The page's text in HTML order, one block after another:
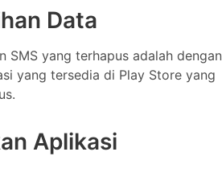
Data
SMS yang terhapus adalah dengan
yang tersedia di Play Store yang
Aplikasi